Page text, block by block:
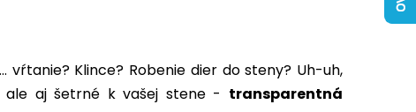
Klince? Robenie dier do steny? Uh-uh,
ale aj šetrné k vašej stene - transparentná